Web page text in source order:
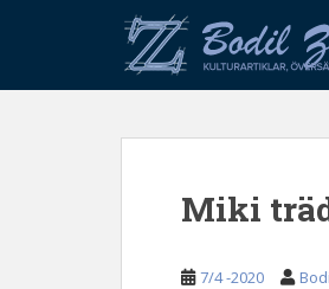
p
Miki
7/4 -2020